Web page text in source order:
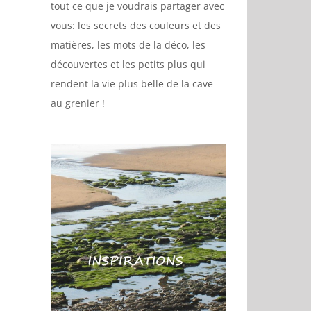
tout ce que je voudrais partager avec
vous: les secrets des couleurs et des
matières, les mots de la déco, les
découvertes et les petits plus qui
rendent la vie plus belle de la cave
au grenier !